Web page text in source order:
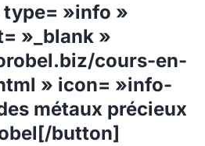
»info »
»_blank »
cours-en-
» icon= »info-
métaux précieux
button]